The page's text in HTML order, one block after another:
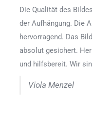
Die Qualität des
der Aufhängung. Die
hervorragend. Das
absolut gesichert.
und hilfsbereit. Wir
Viola Menzel